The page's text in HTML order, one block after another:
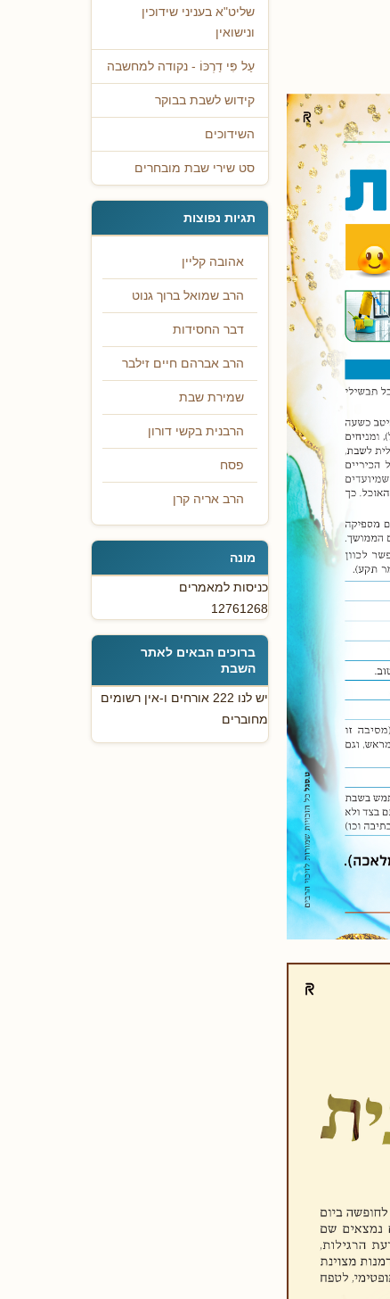
שליט"א בעניני שידוכין
ונישואין
עַל פִּי דַרְכּוֹ - נקודה למחשבה
קידוש לשבת בבוקר
השידוכים
סט שירי שבת מובחרים
תגיות נפוצות
אהובה קליין
הרב שמואל ברוך גנוט
דבר החסידות
הרב אברהם חיים זילבר
שמירת שבת
הרבנית בקשי דורון
פסח
הרב אריה קרן
מונה
כניסות למאמרים
12761268
ברוכים הבאים לאתר
השבת
יש לנו 222 אורחים ו-אין רשומים
מחוברים